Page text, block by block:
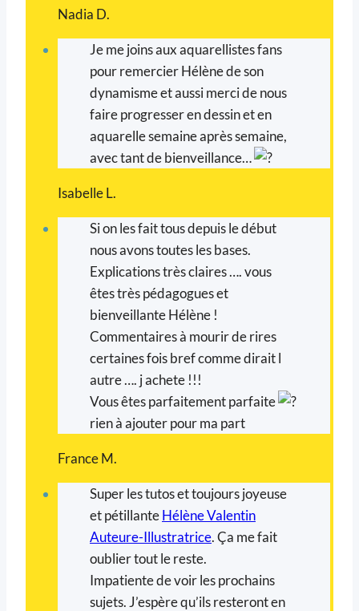
Nadia D.
Je me joins aux aquarellistes fans
pour remercier Hélène de son
dynamisme et aussi merci de nous
faire progresser en dessin et en
aquarelle semaine après semaine,
avec tant de bienveillance…
Isabelle L.
Si on les fait tous depuis le début
nous avons toutes les bases.
Explications très claires …. vous
êtes très pédagogues et
bienveillante Hélène !
Commentaires à mourir de rires
certaines fois bref comme dirait l
autre …. j achete !!!
Vous êtes parfaitement parfaite
rien à ajouter pour ma part
France M.
Super les tutos et toujours joyeuse
et pétillanteHélène Valentin
Auteure-Illustratrice. Ça me fait
oublier tout le reste.
Impatiente de voir les prochains
sujets. J’espère qu’ils resteront en